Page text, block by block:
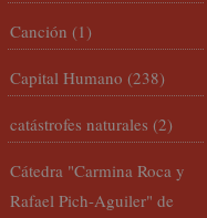
Canción (1)
Capital Humano (238)
catástrofes naturales (2)
Cátedra "Carmina Roca y
Rafael Pich-Aguiler" de